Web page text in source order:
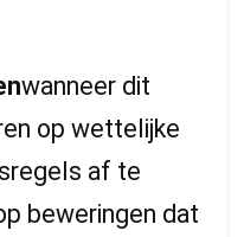
wanneer dit
op wettelijke
af te
beweringen dat